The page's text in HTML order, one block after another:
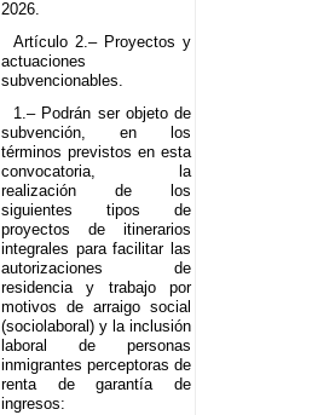
2026.
Artículo 2.– Proyectos y
actuaciones
subvencionables.
1.– Podrán ser objeto de
subvención, en los
términos previstos en esta
convocatoria, la
realización de los
siguientes tipos de
proyectos de itinerarios
integrales para facilitar las
autorizaciones de
residencia y trabajo por
motivos de arraigo social
(sociolaboral) y la inclusión
laboral de personas
inmigrantes perceptoras de
renta de garantía de
ingresos: